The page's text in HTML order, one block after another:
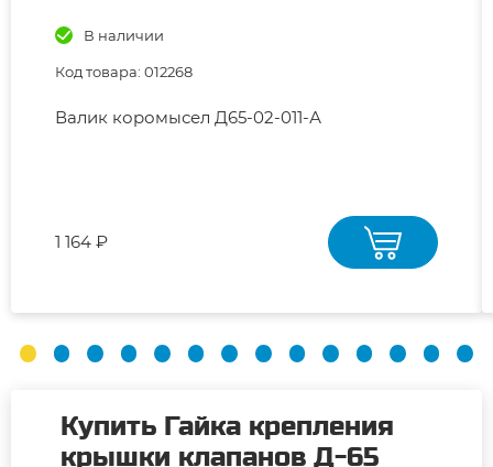
В наличии
Код товара: 012268
Валик коромысел Д65-02-011-А
1 164 ₽
Купить Гайка крепления
крышки клапанов Д-65